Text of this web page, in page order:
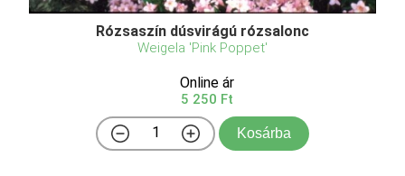
Rózsaszín dúsvirágú rózsalonc
Weigela 'Pink Poppet'
Online ár
5 250 Ft
Kosárba